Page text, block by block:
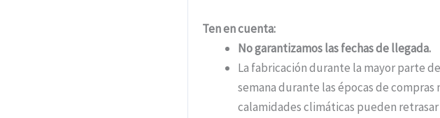
Ten en cuenta:
No garantizamos las fechas de llegada.
La fabricación durante la mayor parte
semana durante las épocas de
calamidades climáticas pueden